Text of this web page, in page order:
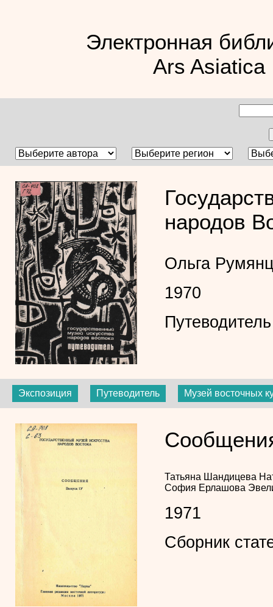
Электронная
Ars Asiatica
народов
Ольга
1970
Путеводитель
Экспозиция Путеводитель Музей восточных
Татьяна Шандицева
София Ерлашова
1971
Сборник